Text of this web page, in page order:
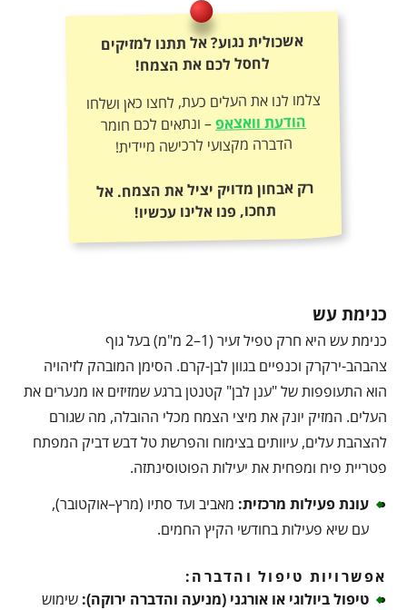
אשכולית נגוע? אל תתנו למזיקים
לחסל לכם את הצמח!
צלמו לנו את העלים כעת, לחצו כאן ושלחו
הודעת וואצאפ– ונתאים לכם חומר
הדברה מקצועי לרכישה מיידית!
רק אבחון מדויק יציל את הצמח. אל
תחכו, פנו אלינו עכשיו!
כנימת עש
כנימת עש היא חרק טפיל זעיר (1–2 מ"מ) בעל גוף
צהבהב-ירקרק וכנפיים בגוון לבן-קרם. הסימן המובהק לזיהויה
הוא התעופפות של "ענן לבן" קטנטן ברגע שמזיזים או מנערים את
העלים. המזיק יונק את מיצי הצמח מכלי ההובלה, מה שגורם
להצהבת עלים, עיוותים בצימוח והפרשת טל דבש דביק המפתח
פטריית פיח ומפחית את יעילות הפוטוסינתזה.
עונת פעילות מרכזית: מאביב ועד סתיו (מרץ–אוקטובר),
עם שיא פעילות בחודשי הקיץ החמים.
אפשרויות טיפול והדברה:
טיפול ביולוגי או אורגני (מניעה והדברה ירוקה): שימוש